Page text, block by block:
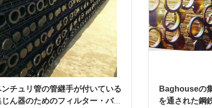
ンチュリ管の管継手が付いている
ん器のためのフィルター・バッ
Baghouseの
を通された鋼